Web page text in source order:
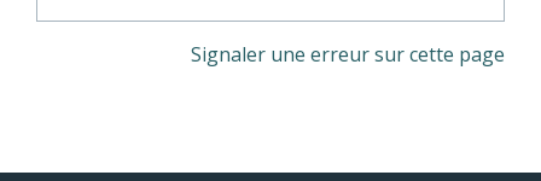
Signaler une erreur sur cette page